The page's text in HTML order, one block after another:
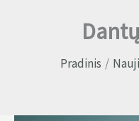
Pradinis